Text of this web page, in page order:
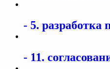
5. разработка
11.